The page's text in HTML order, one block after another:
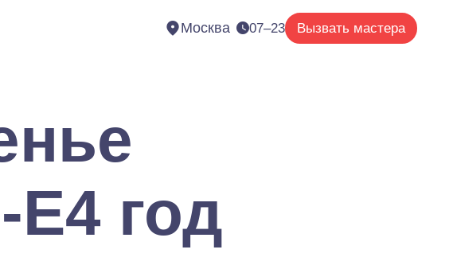
Москва 07–23 Вызвать мастера
E4 год